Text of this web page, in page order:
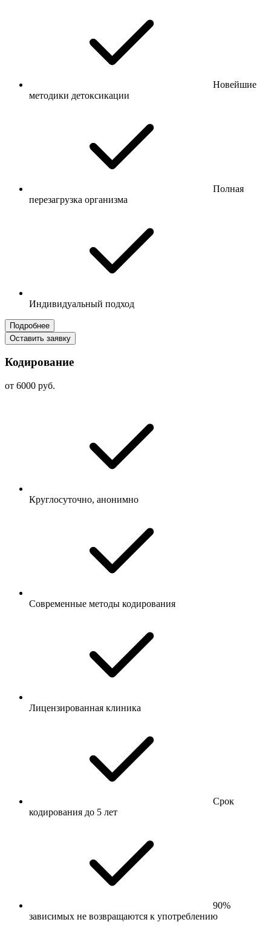
Новейшие
методики детоксикации
Полная
перезагрузка организма
Индивидуальный подход
Подробнее
Оставить заявку
Кодирование
от 6000 руб.
Круглосуточно, анонимно
Современные методы кодирования
Лицензированная клиника
Срок
кодирования до 5 лет
90%
зависимых не возвращаются к употреблению